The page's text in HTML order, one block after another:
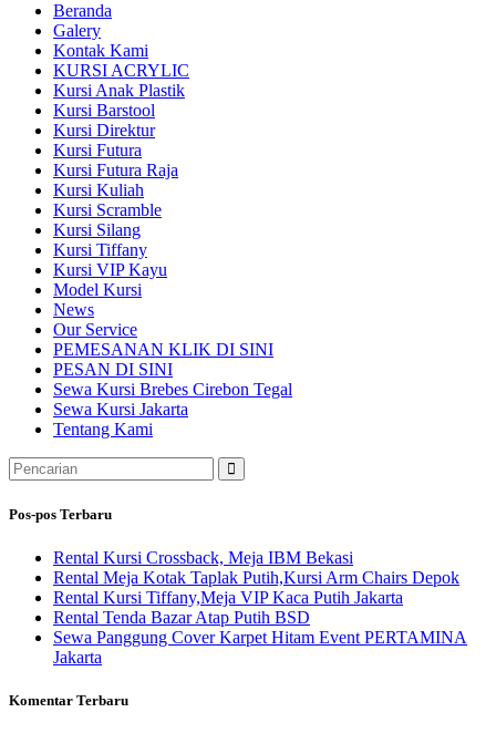
Beranda
Galery
Kontak Kami
KURSI ACRYLIC
Kursi Anak Plastik
Kursi Barstool
Kursi Direktur
Kursi Futura
Kursi Futura Raja
Kursi Kuliah
Kursi Scramble
Kursi Silang
Kursi Tiffany
Kursi VIP Kayu
Model Kursi
News
Our Service
PEMESANAN KLIK DI SINI
PESAN DI SINI
Sewa Kursi Brebes Cirebon Tegal
Sewa Kursi Jakarta
Tentang Kami
Pencarian
untuk:
Pos-pos Terbaru
Rental Kursi Crossback, Meja IBM Bekasi
Rental Meja Kotak Taplak Putih,Kursi Arm Chairs Depok
Rental Kursi Tiffany,Meja VIP Kaca Putih Jakarta
Rental Tenda Bazar Atap Putih BSD
Sewa Panggung Cover Karpet Hitam Event PERTAMINA
Jakarta
Komentar Terbaru